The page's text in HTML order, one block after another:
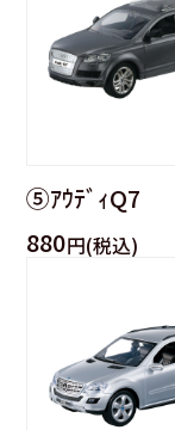
⑤ｱｳﾃﾞｨQ7
880円(税込)